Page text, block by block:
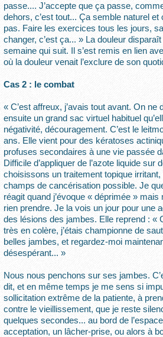
passe.... J’accepte que ça passe,
dehors, c’est tout... Ça semble naturel et
pas. Faire les exercices tous les jours,
changer, c’est ça... » La douleur
semaine qui suit. Il s’est remis en lien
où la douleur venait l’exclure de son
Cas 2 : le combat
« C’est affreux, j’avais tout avant. On ne
ensuite un grand sac virtuel habituel
négativité, découragement. C’est le
ans. Elle vient pour des kératoses
profuses secondaires à une vie passée
Difficile d’appliquer de l’azote liquide sur
choisissons un traitement topique
champs de cancérisation possible. Je
réagit quand j’évoque « déprimée »
rien prendre. Je la vois un jour pour une
des lésions des jambes. Elle reprend : «
très en colère, j’étais championne de
belles jambes, et regardez-moi
désespérant... »
Nous nous penchons sur ses jambes.
dit, et en même temps je me sens si
sollicitation extrême de la patiente, à
contre le vieillissement, que je reste
quelques secondes... au bord de
acceptation, un lâcher-prise, ou alors à